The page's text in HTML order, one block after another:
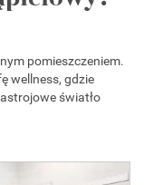
pomieszczeniem.
wellness, gdzie
światło